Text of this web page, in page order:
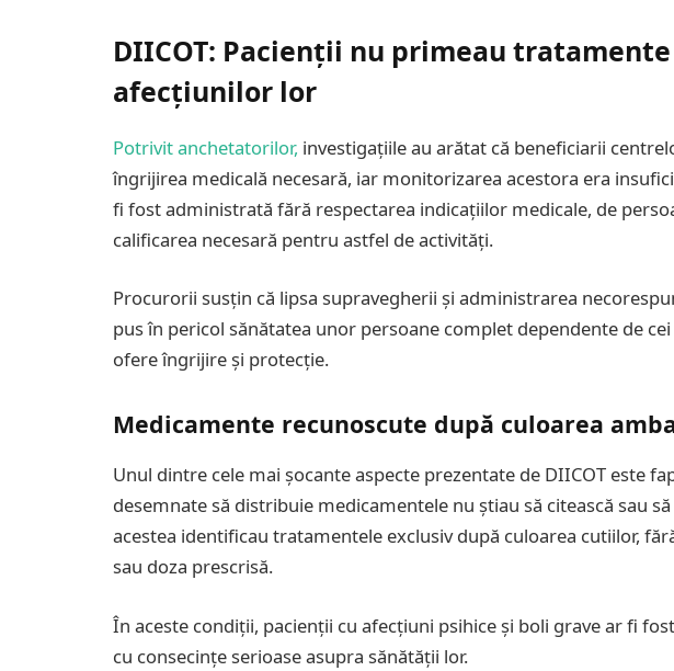
DIICOT: Pacienții nu primeau
afecțiunilor lor
Potrivit anchetatorilor, investigațiile au arătat că beneficiarii
îngrijirea medicală necesară, iar monitorizarea acestora era
fi fost administrată fără respectarea indicațiilor medicale, de
calificarea necesară pentru astfel de activități.
Procurorii susțin că lipsa supravegherii și administrarea
pus în pericol sănătatea unor persoane complet dependente de
ofere îngrijire și protecție.
Medicamente recunoscute după culoarea
Unul dintre cele mai șocante aspecte prezentate de DIICOT este
desemnate să distribuie medicamentele nu știau să citească sau
acestea identificau tratamentele exclusiv după culoarea cutiilor,
sau doza prescrisă.
În aceste condiții, pacienții cu afecțiuni psihice și boli grave ar fi
cu consecințe serioase asupra sănătății lor.